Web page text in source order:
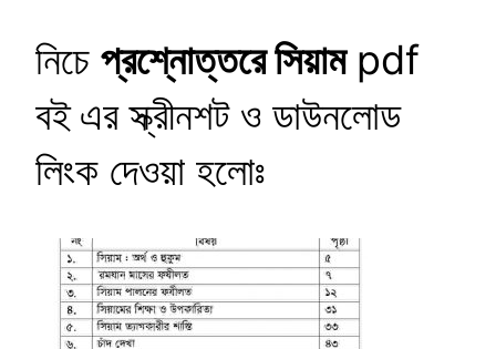
নিচে প্রশ্নোত্তরে সিয়ামpdf
বই এর স্ক্রীনশট ও ডাউনলোড
লিংক দেওয়া হলোঃ